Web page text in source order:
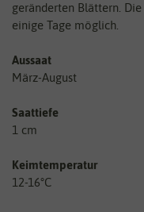
geränderten Blättern.
einige Tage möglich.
Aussaat
März-August
Saattiefe
1 cm
Keimtemperatur
12-16°C